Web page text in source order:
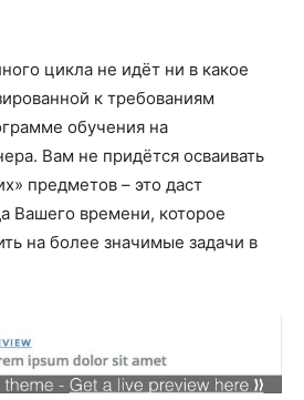
цикла не идёт ни в какое
к требованиям
обучения на
Вам не придётся осваивать
предметов – это даст
Вашего времени, которое
на более значимые задачи в